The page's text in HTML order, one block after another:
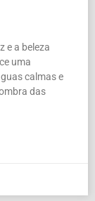
e a beleza
uma
calmas e
das